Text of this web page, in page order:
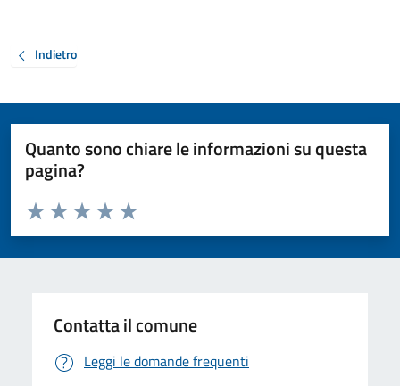
Indietro
Quanto sono chiare le informazioni su questa
pagina?
Valuta da 1 a 5 stelle la pagina
Valuta 5 stelle su 5
Valuta 4 stelle su 5
Valuta 3 stelle su 5
Valuta 2 stelle su 5
Valuta 1 stelle su 5
Contatta il comune
Leggi le domande frequenti